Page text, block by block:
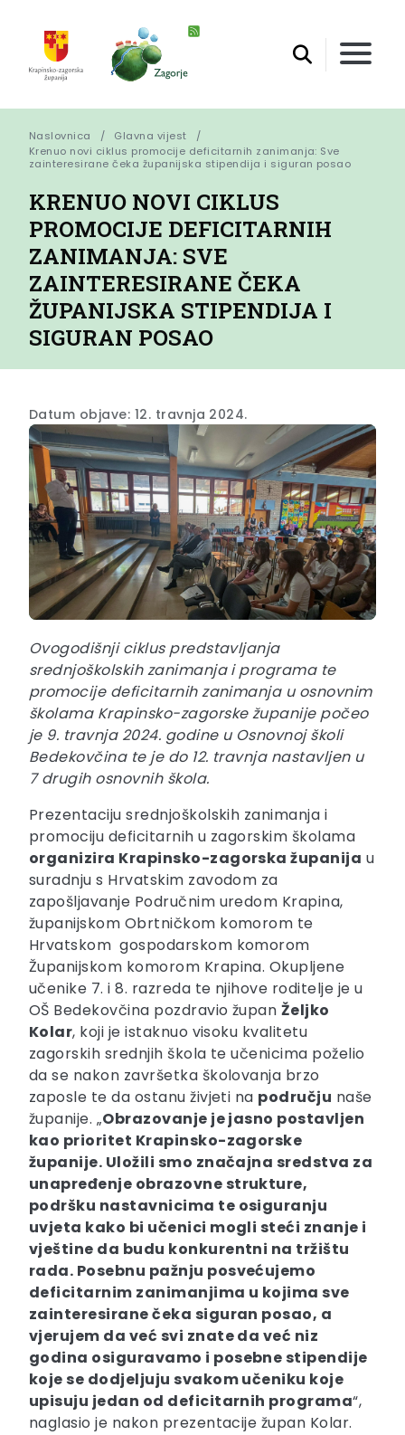
Naslovnica
Glavna vijest
Krenuo novi ciklus promocije deficitarnih zanimanja: Sve
zainteresirane čeka županijska stipendija i siguran posao
KRENUO NOVI CIKLUS
PROMOCIJE DEFICITARNIH
ZANIMANJA: SVE
ZAINTERESIRANE ČEKA
ŽUPANIJSKA STIPENDIJA I
SIGURAN POSAO
Datum objave: 12. travnja 2024.
Ovogodišnji ciklus predstavljanja
srednjoškolskih zanimanja i programa te
promocije deficitarnih zanimanja u osnovnim
školama Krapinsko-zagorske županije počeo
je 9. travnja 2024. godine u Osnovnoj školi
Bedekovčina te je do 12. travnja nastavljen u
7 drugih osnovnih škola.
Prezentaciju srednjoškolskih zanimanja i
promociju deficitarnih u zagorskim školama
organizira Krapinsko-zagorska županija u
suradnju s Hrvatskim zavodom za
zapošljavanje Područnim uredom Krapina,
županijskom Obrtničkom komorom te
Hrvatskom gospodarskom komorom
Županijskom komorom Krapina. Okupljene
učenike 7. i 8. razreda te njihove roditelje je u
OŠ Bedekovčina pozdravio župan Željko
Kolar, koji je istaknuo visoku kvalitetu
zagorskih srednjih škola te učenicima poželio
da se nakon završetka školovanja brzo
zaposle te da ostanu živjeti na području naše
županije. „Obrazovanje je jasno postavljen
kao prioritet Krapinsko-zagorske
županije. Uložili smo značajna sredstva za
unapređenje obrazovne strukture,
podršku nastavnicima te osiguranju
uvjeta kako bi učenici mogli steći znanje i
vještine da budu konkurentni na tržištu
rada. Posebnu pažnju posvećujemo
deficitarnim zanimanjima u kojima sve
zainteresirane čeka siguran posao, a
vjerujem da već svi znate da već niz
godina osiguravamo i posebne stipendije
koje se dodjeljuju svakom učeniku koje
upisuju jedan od deficitarnih programa“,
naglasio je nakon prezentacije župan Kolar.